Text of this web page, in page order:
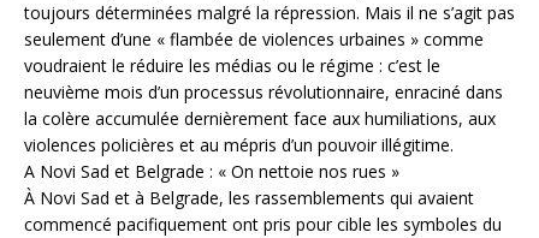
toujours déterminées malgré la répression. Mais il ne s’agit pas
seulement d’une « flambée de violences urbaines » comme
voudraient le réduire les médias ou le régime : c’est le
neuvième mois d’un processus révolutionnaire, enraciné dans
la colère accumulée dernièrement face aux humiliations, aux
violences policières et au mépris d’un pouvoir illégitime.
A Novi Sad et Belgrade : « On nettoie nos rues »
À Novi Sad et à Belgrade, les rassemblements qui avaient
commencé pacifiquement ont pris pour cible les symboles du